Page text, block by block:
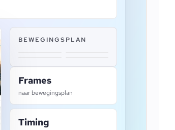
BEWEGINGSPLAN
Frames
naar bewegingsplan
Timing